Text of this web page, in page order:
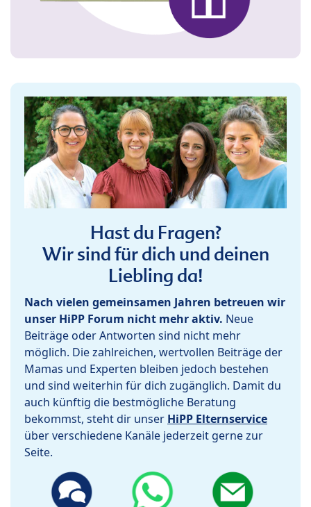
Hast du Fragen?
Wir sind für dich und deinen
Liebling da!
Nach vielen gemeinsamen Jahren betreuen wir
unser HiPP Forum nicht mehr aktiv. Neue
Beiträge oder Antworten sind nicht mehr
möglich. Die zahlreichen, wertvollen Beiträge der
Mamas und Experten bleiben jedoch bestehen
und sind weiterhin für dich zugänglich. Damit du
auch künftig die bestmögliche Beratung
bekommst, steht dir unser HiPP Elternservice
über verschiedene Kanäle jederzeit gerne zur
Seite.